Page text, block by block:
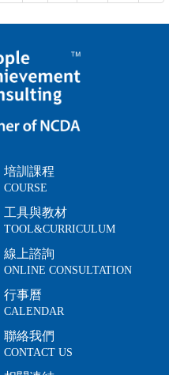
培訓課程
COURSE
工具與教材
TOOL&CURRICULUM
線上諮詢
ONLINE CONSULTATION
行事曆
CALENDAR
聯絡我們
CONTACT US